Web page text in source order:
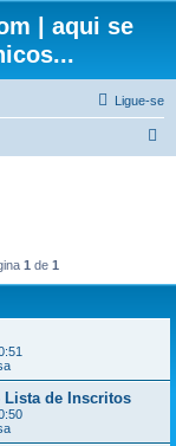
| aqui se
Ligue-se
1 de 1
Lista de Inscritos